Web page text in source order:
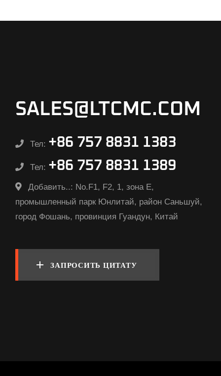
SALES@LTCMC.COM
Тел: +86 757 8831 1383
Тел: +86 757 8831 1389
Добавить..: No.F1, F2, 1, зона E,
промышленный парк Юнлитай, район Саньшуй,
город Фошань, провинция Гуандун, Китай
ЗАПРОСИТЬ ЦИТАТУ